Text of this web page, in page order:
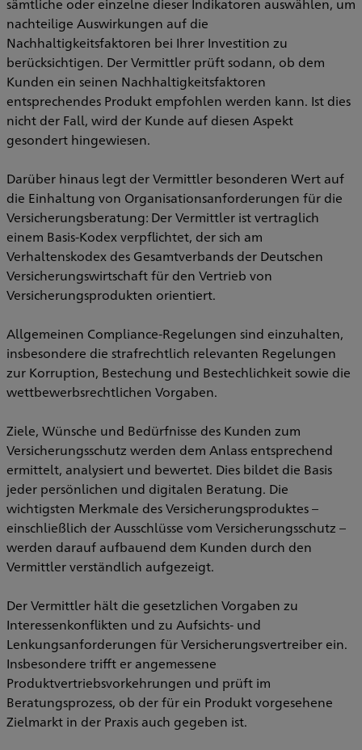
sämtliche oder einzelne dieser Indikatoren auswählen, um
nachteilige Auswirkungen auf die
Nachhaltigkeitsfaktoren bei Ihrer Investition zu
berücksichtigen. Der Vermittler prüft sodann, ob dem
Kunden ein seinen Nachhaltigkeitsfaktoren
entsprechendes Produkt empfohlen werden kann. Ist dies
nicht der Fall, wird der Kunde auf diesen Aspekt
gesondert hingewiesen.
Darüber hinaus legt der Vermittler besonderen Wert auf
die Einhaltung von Organisationsanforderungen für die
Versicherungsberatung: Der Vermittler ist vertraglich
einem Basis-Kodex verpflichtet, der sich am
Verhaltenskodex des Gesamtverbands der Deutschen
Versicherungswirtschaft für den Vertrieb von
Versicherungsprodukten orientiert.
Allgemeinen Compliance-Regelungen sind einzuhalten,
insbesondere die strafrechtlich relevanten Regelungen
zur Korruption, Bestechung und Bestechlichkeit sowie die
wettbewerbsrechtlichen Vorgaben.
Ziele, Wünsche und Bedürfnisse des Kunden zum
Versicherungsschutz werden dem Anlass entsprechend
ermittelt, analysiert und bewertet. Dies bildet die Basis
jeder persönlichen und digitalen Beratung. Die
wichtigsten Merkmale des Versicherungsproduktes –
einschließlich der Ausschlüsse vom Versicherungsschutz –
werden darauf aufbauend dem Kunden durch den
Vermittler verständlich aufgezeigt.
Der Vermittler hält die gesetzlichen Vorgaben zu
Interessenkonflikten und zu Aufsichts- und
Lenkungsanforderungen für Versicherungsvertreiber ein.
Insbesondere trifft er angemessene
Produktvertriebsvorkehrungen und prüft im
Beratungsprozess, ob der für ein Produkt vorgesehene
Zielmarkt in der Praxis auch gegeben ist.